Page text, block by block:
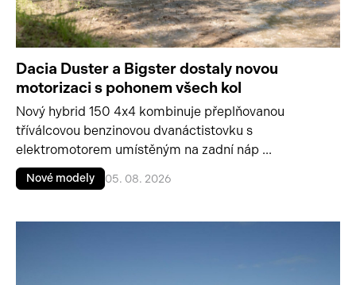
Dacia Duster a Bigster dostaly novou
motorizaci s pohonem všech kol
Nový hybrid 150 4x4 kombinuje přeplňovanou
tříválcovou benzinovou dvanáctistovku s
elektromotorem umístěným na zadní náp ...
Nové modely 05. 08. 2026